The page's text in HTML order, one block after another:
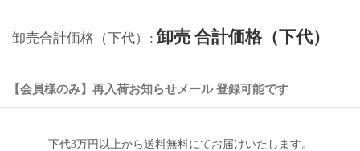
卸売合計価格（下代） : 卸売 合計価格（下代）
【会員様のみ】再入荷お知らせメール 登録可能です
下代3万円以上から送料無料にてお届けいたします。